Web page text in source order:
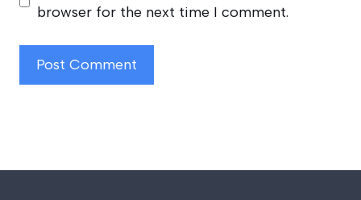
browser for the next time I comment.